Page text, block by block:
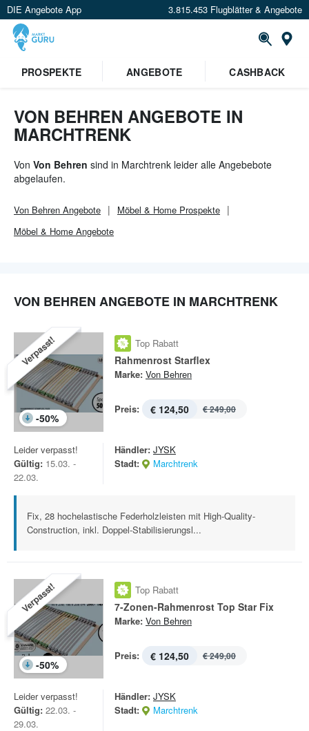
DIE Angebote App 3.815.453 Flugblätter & Angebote
PROSPEKTE
ANGEBOTE CASHBACK
VON BEHREN ANGEBOTE IN
MARCHTRENK
Von Von Behren sind in Marchtrenk leider alle Angebebote
abgelaufen.
Von Behren Angebote Möbel & Home Prospekte
Möbel & Home Angebote
VON BEHREN ANGEBOTE IN MARCHTRENK
Verpasst!
-50%
Top Rabatt
Rahmenrost Starflex
Marke: Von Behren
Preis: € 124,50 € 249,00
Leider verpasst!
Gültig: 15.03. -
22.03.
Händler: JYSK
Stadt:
Marchtrenk
Fix, 28 hochelastische Federholzleisten mit High-Quality-
Construction, inkl. Doppel-Stabilisierungsl...
Verpasst!
-50%
Top Rabatt
7-Zonen-Rahmenrost Top Star Fix
Marke: Von Behren
Preis: € 124,50 € 249,00
Leider verpasst!
Gültig: 22.03. -
29.03.
Händler: JYSK
Stadt:
Marchtrenk